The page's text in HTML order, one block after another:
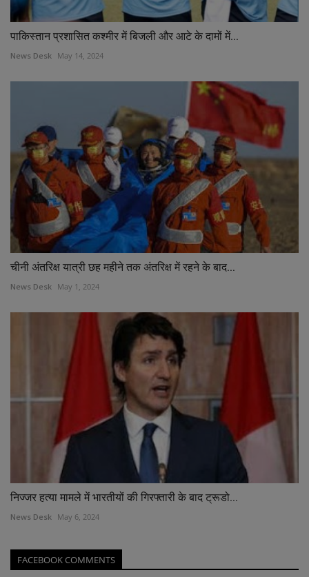
पाकिस्तान प्रशासित कश्मीर में बिजली और आटे के दामों में...
News Desk May 14, 2024
चीनी अंतरिक्ष यात्री छह महीने तक अंतरिक्ष में रहने के बाद...
News Desk May 1, 2024
निज्जर हत्या मामले में भारतीयों की गिरफ्तारी के बाद ट्रूडो...
News Desk May 6, 2024
FACEBOOK COMMENTS